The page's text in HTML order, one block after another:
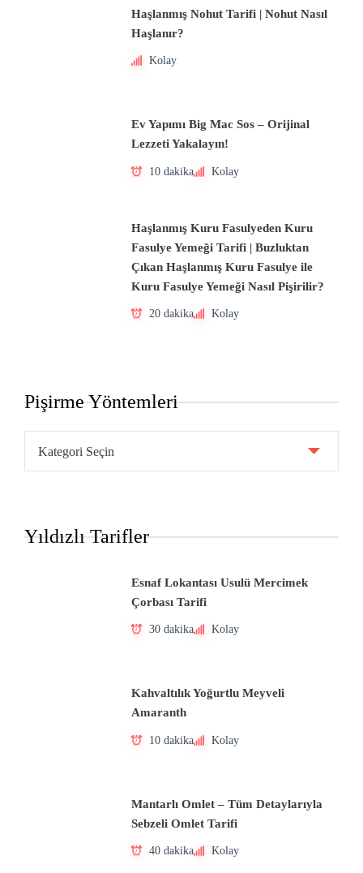
Haşlanmış Nohut Tarifi | Nohut Nasıl
Haşlanır?
Kolay
Ev Yapımı Big Mac Sos – Orijinal
Lezzeti Yakalayın!
10 dakika Kolay
Haşlanmış Kuru Fasulyeden Kuru
Fasulye Yemeği Tarifi | Buzluktan
Çıkan Haşlanmış Kuru Fasulye ile
Kuru Fasulye Yemeği Nasıl Pişirilir?
20 dakika Kolay
Pişirme Yöntemleri
Yöntemleri
Yıldızlı Tarifler
Esnaf Lokantası Usulü Mercimek
Çorbası Tarifi
30 dakika Kolay
Kahvaltılık Yoğurtlu Meyveli
Amaranth
10 dakika Kolay
Mantarlı Omlet – Tüm Detaylarıyla
Sebzeli Omlet Tarifi
40 dakika Kolay